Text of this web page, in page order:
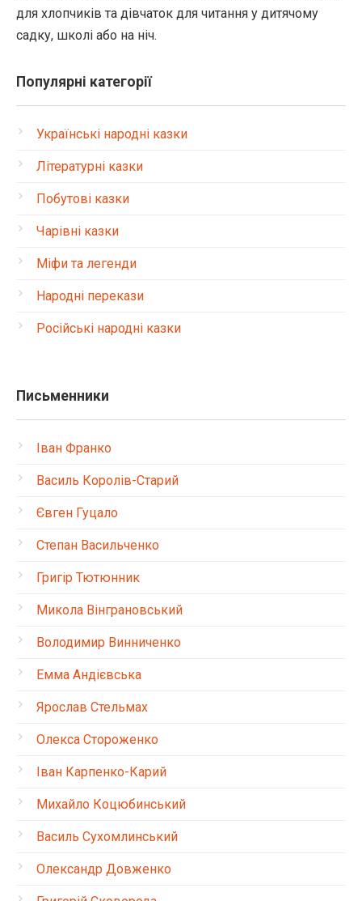
для хлопчиків та дівчаток для читання у дитячому
садку, школі або на ніч.
Популярні категорії
Українські народні казки
Літературні казки
Побутові казки
Чарівні казки
Міфи та легенди
Народні перекази
Російські народні казки
Письменники
Іван Франко
Василь Королів-Старий
Євген Гуцало
Степан Васильченко
Григір Тютюнник
Микола Вінграновський
Володимир Винниченко
Емма Андієвська
Ярослав Стельмах
Олекса Стороженко
Іван Карпенко-Карий
Михайло Коцюбинський
Василь Сухомлинський
Олександр Довженко